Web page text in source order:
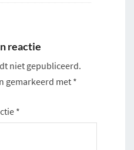
reactie
niet gepubliceerd.
gemarkeerd met *
*